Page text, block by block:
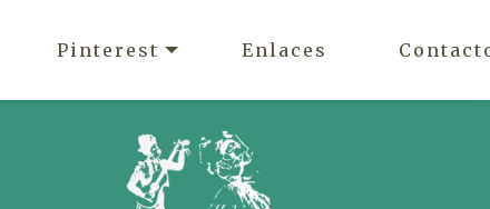
Pinterest Enlaces